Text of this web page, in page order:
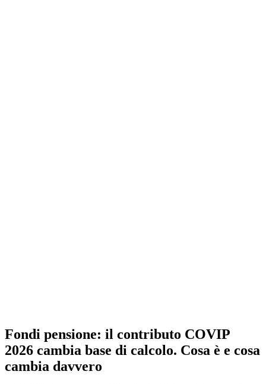
Fondi pensione: il contributo COVIP
2026 cambia base di calcolo. Cosa è e cosa
cambia davvero